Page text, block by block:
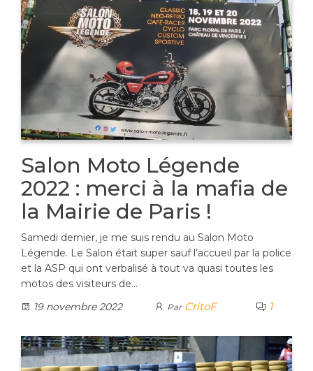
Salon Moto Légende
2022 : merci à la mafia de
la Mairie de Paris !
Samedi dernier, je me suis rendu au Salon Moto
Légende. Le Salon était super sauf l’accueil par la police
et la ASP qui ont verbalisé à tout va quasi toutes les
motos des visiteurs de…
19 novembre 2022
Par CritoF 1